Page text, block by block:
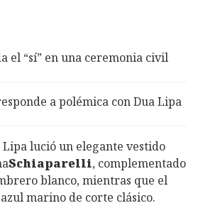
el “sí” en una ceremonia civil
a polémica con Dua Lipa
Lipa lució un elegante vestido
Schiaparelli, complementado
blanco, mientras que el
marino de corte clásico.